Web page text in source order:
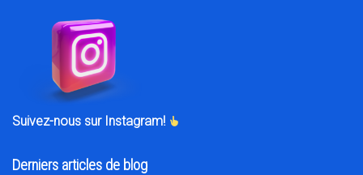
Suivez-nous sur Instagram!
Derniers articles de blog